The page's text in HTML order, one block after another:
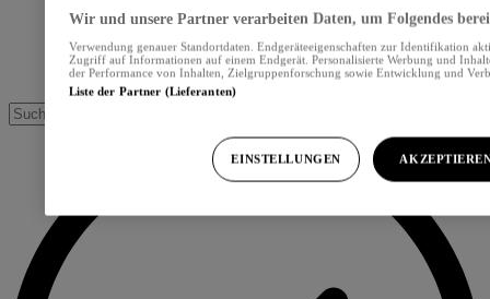
Wir und unsere Partner verarbeiten Daten, um Folgendes
Verwendung genauer Standortdaten. Endgeräteeigenschaften zur Identifikation
Zugriff auf Informationen auf einem Endgerät. Personalisierte Werbung und
der Performance von Inhalten, Zielgruppenforschung sowie Entwicklung und
Liste der Partner (Lieferanten)
EINSTELLUNGEN